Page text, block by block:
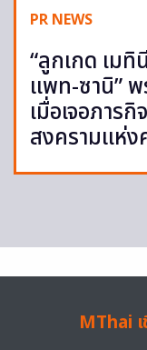
PR NEWS
“ลูกเกด เมทิ
แพท-ซานิ”
เมื่อเจอภาร
สงครามแห่ง
MThai